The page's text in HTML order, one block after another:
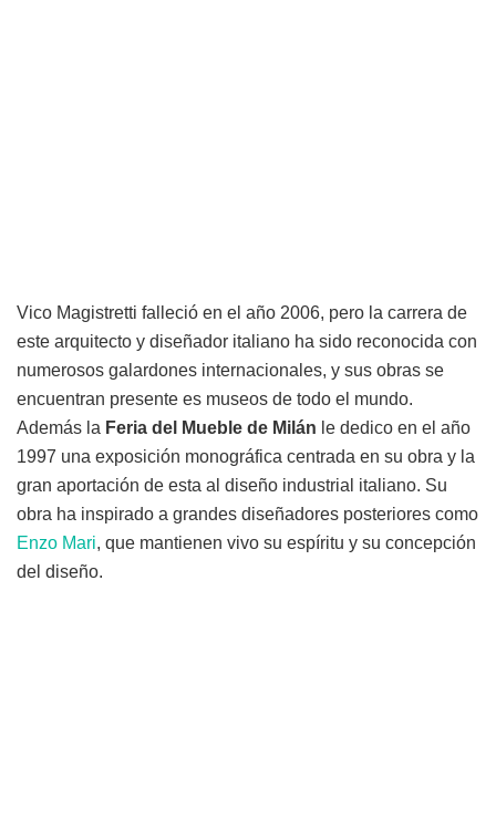
Vico Magistretti falleció en el año 2006, pero la carrera de
este arquitecto y diseñador italiano ha sido reconocida con
numerosos galardones internacionales, y sus obras se
encuentran presente es museos de todo el mundo.
Además la Feria del Mueble de Milán le dedico en el año
1997 una exposición monográfica centrada en su obra y la
gran aportación de esta al diseño industrial italiano. Su
obra ha inspirado a grandes diseñadores posteriores como
Enzo Mari, que mantienen vivo su espíritu y su concepción
del diseño.